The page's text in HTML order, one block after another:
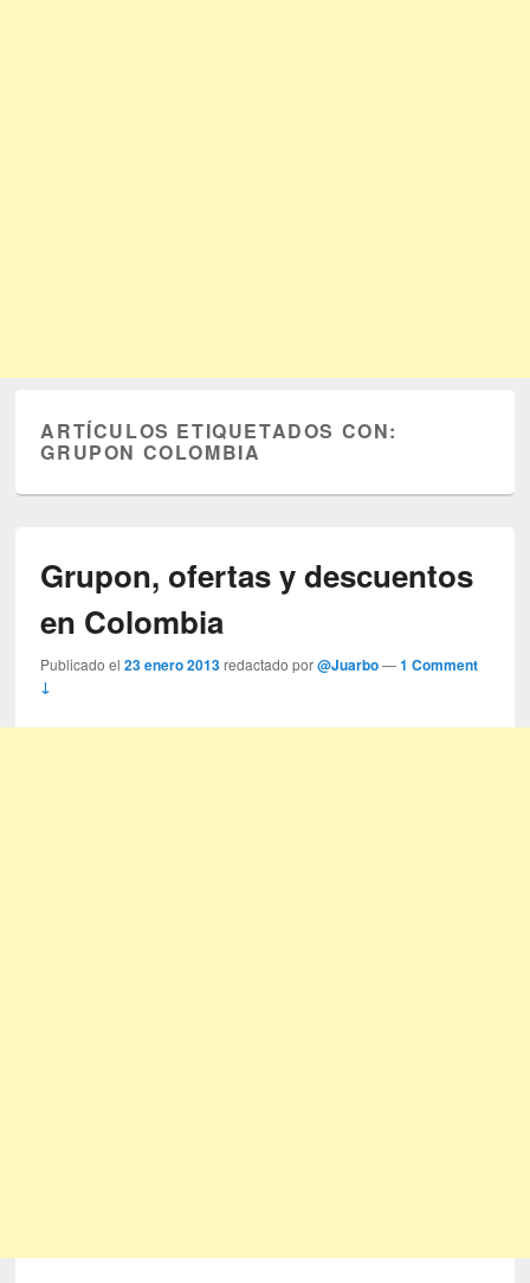
ARTÍCULOS ETIQUETADOS CON:
GRUPON COLOMBIA
Grupon, ofertas y descuentos
en Colombia
Publicado el23 enero 2013 redactado por@Juarbo —1 Comment
↓